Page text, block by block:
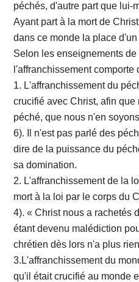
péchés, d'autre part que lui-
Ayant part à la mort de
dans ce monde la place
Selon les enseignements de
l'affranchissement comporte
1. L'affranchissement du
crucifié avec Christ, afin
péché, que nous n'en
6). Il n'est pas parlé des
dire de la puissance du
sa domination.
2. L'affranchissement de la
mort à la loi par le corps du
4). « Christ nous a rachetés
étant devenu malédiction
chrétien dès lors n'a plus
3.L'affranchissement du
qu'il était crucifié au monde